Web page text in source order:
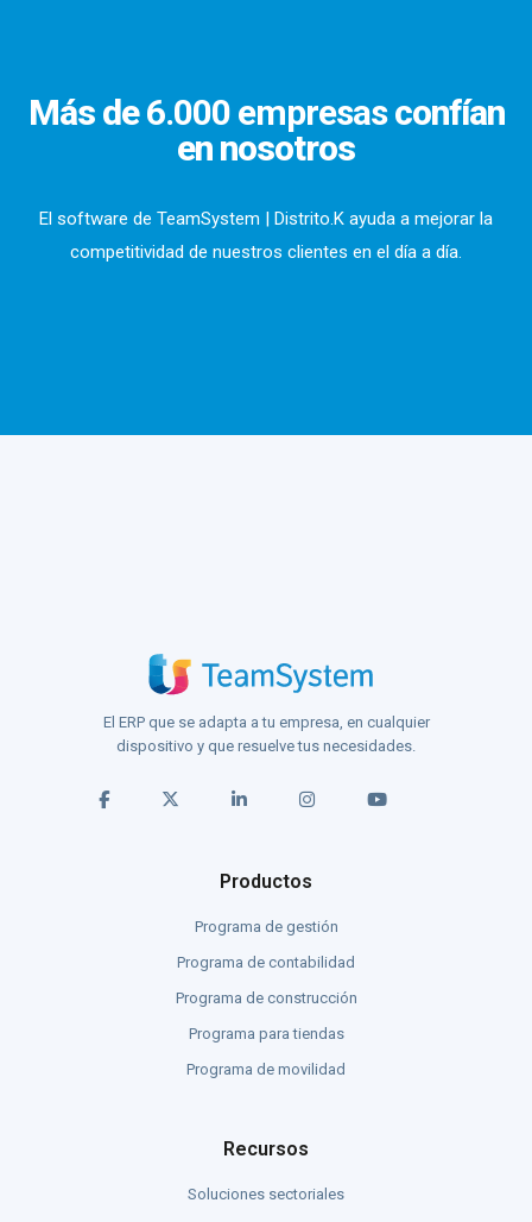
Más de6.000 empresasconfían
en nosotros
El software de TeamSystem | Distrito.K ayuda a mejorar la
competitividad de nuestros clientes en el día a día.
El ERP que se adapta a tu empresa, en cualquier
dispositivo y que resuelve tus necesidades.
Productos
Programa de gestión
Programa de contabilidad
Programa de construcción
Programa para tiendas
Programa de movilidad
Recursos
Soluciones sectoriales